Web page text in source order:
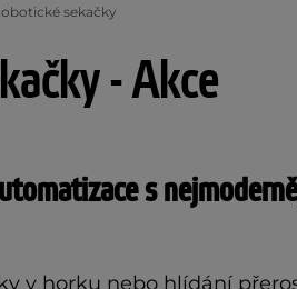
- Akce
s
v horku nebo hlídání
sekačky